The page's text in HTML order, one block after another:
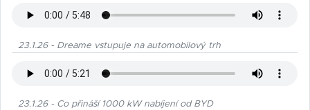
23.1.26 - Dreame vstupuje na automobilový trh
23.1.26 - Co přináší 1000 kW nabíjení od BYD